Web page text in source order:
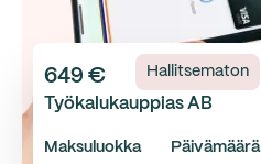
Hallitsematon
649 €
Työkalukauppias AB
Maksuluokka
Päivämäärä